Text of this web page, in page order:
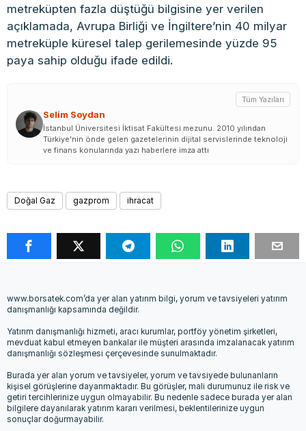
metreküpten fazla düştüğü bilgisine yer verilen
açıklamada, Avrupa Birliği ve İngiltere’nin 40 milyar
metreküple küresel talep gerilemesinde yüzde 95
paya sahip olduğu ifade edildi.
Selim Soydan
Tüm Yazıları
İstanbul Üniversitesi İktisat Fakültesi mezunu. 2010 yılından
Türkiye'nin önde gelen gazetelerinin dijital servislerinde teknoloji
ve finans konularında yazı haberlere imza attı
Doğal Gaz gazprom ihracat
www.borsatek.com’da yer alan yatırım bilgi, yorum ve tavsiyeleri yatırım
danışmanlığı kapsamında değildir.
Yatırım danışmanlığı hizmeti, aracı kurumlar, portföy yönetim şirketleri,
mevduat kabul etmeyen bankalar ile müşteri arasında imzalanacak yatırım
danışmanlığı sözleşmesi çerçevesinde sunulmaktadır.
Burada yer alan yorum ve tavsiyeler, yorum ve tavsiyede bulunanların
kişisel görüşlerine dayanmaktadır. Bu görüşler, mali durumunuz ile risk ve
getiri tercihlerinize uygun olmayabilir. Bu nedenle sadece burada yer alan
bilgilere dayanılarak yatırım kararı verilmesi, beklentilerinize uygun
sonuçlar doğurmayabilir.